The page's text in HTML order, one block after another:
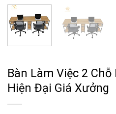
Bàn Làm Việc 2
Hiện Đại Giá Xưởng